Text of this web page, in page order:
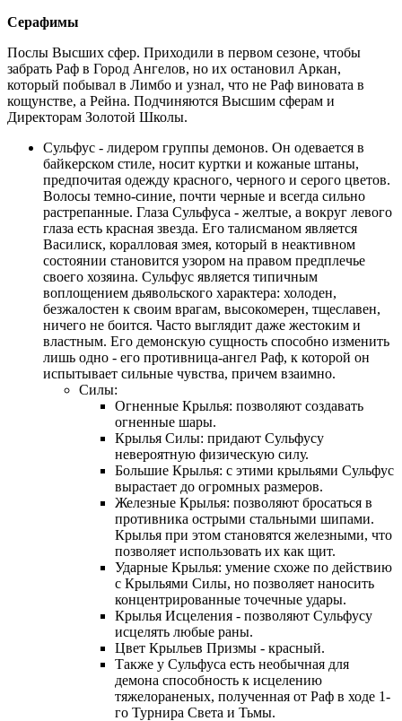
Серафимы
Послы Высших сфер. Приходили в первом сезоне, чтобы
забрать Раф в Город Ангелов, но их остановил Аркан,
который побывал в Лимбо и узнал, что не Раф виновата в
кощунстве, а Рейна. Подчиняются Высшим сферам и
Директорам Золотой Школы.
Сульфус - лидером группы демонов. Он одевается в
байкерском стиле, носит куртки и кожаные штаны,
предпочитая одежду красного, черного и серого цветов.
Волосы темно-синие, почти черные и всегда сильно
растрепанные. Глаза Сульфуса - желтые, а вокруг левого
глаза есть красная звезда. Его талисманом является
Василиск, коралловая змея, который в неактивном
состоянии становится узором на правом предплечье
своего хозяина. Сульфус является типичным
воплощением дьявольского характера: холоден,
безжалостен к своим врагам, высокомерен, тщеславен,
ничего не боится. Часто выглядит даже жестоким и
властным. Его демонскую сущность способно изменить
лишь одно - его противница-ангел Раф, к которой он
испытывает сильные чувства, причем взаимно.
Силы:
Огненные Крылья: позволяют создавать
огненные шары.
Крылья Силы: придают Сульфусу
невероятную физическую силу.
Большие Крылья: с этими крыльями Сульфус
вырастает до огромных размеров.
Железные Крылья: позволяют бросаться в
противника острыми стальными шипами.
Крылья при этом становятся железными, что
позволяет использовать их как щит.
Ударные Крылья: умение схоже по действию
с Крыльями Силы, но позволяет наносить
концентрированные точечные удары.
Крылья Исцеления - позволяют Сульфусу
исцелять любые раны.
Цвет Крыльев Призмы - красный.
Также у Сульфуса есть необычная для
демона способность к исцелению
тяжелораненых, полученная от Раф в ходе 1-
го Турнира Света и Тьмы.